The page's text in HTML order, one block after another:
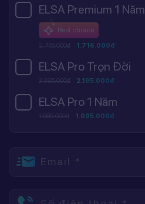
ELSA Premium 1 Năm
Best choice
2.745.000đ 1.716.000đ
ELSA Pro Trọn Đời
3.395.000đ 2.195.000đ
ELSA Pro 1 Năm
1.595.000đ 1.095.000đ
Email *